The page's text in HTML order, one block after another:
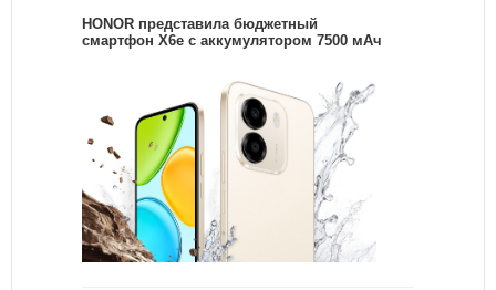
HONOR представила бюджетный
смартфон X6e с аккумулятором 7500 мАч